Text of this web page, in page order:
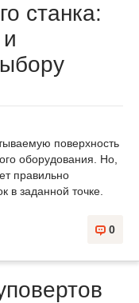
станка:
поверхность
оборудования. Но,
правильно
в заданной точке.
0